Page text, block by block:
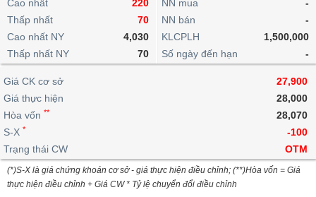
Giao
dịch
nội
bộ
Niên
giám
Tài
liệu
cổ
đông
Định
giá
Nước
ngoài
Tự
doanh
Top
cổ
phiếu
Bản
dịch
Chứng
quyền
Tổng
quan
Thống
kê
dịch
Định
Thống
kê
giao
dịch
Tin
tức
tích
kỹ
thuật
Bảng
giá
Bộ
lọc
cổ
phiếu
mô
lai
Chứng
quyền
Trái
phiếu
doanh
nghiệp
Đào
Dịch
vụ
Cao nhất
220
Thấp nhất
70
Cao nhất NY
4,030
Thấp nhất NY
70
NN mua
-
NN bán
-
KLCPLH
1,500,000
Số ngày đến hạn
-
Giá CK cơ sở
27,900
Giá thực hiện
28,000
Hòa vốn **
28,070
S-X *
-100
Trạng thái CW
OTM
(*)S-X là giá chứng khoán cơ sở - giá thực hiện điều chỉnh; (**)Hòa vốn = Giá
thực hiện điều chỉnh + Giá CW * Tỷ lệ chuyển đổi điều chỉnh
BẤT
ĐỘNG
SẢN
TÀI
CHÍNH
HÀNG
HÓA